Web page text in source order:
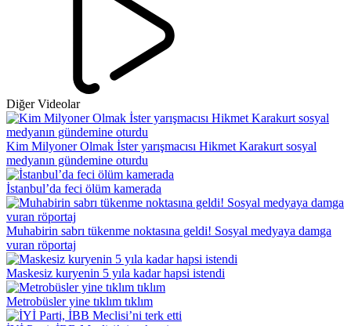
Diğer Videolar
Kim Milyoner Olmak İster yarışmacısı Hikmet Karakurt sosyal
medyanın gündemine oturdu
İstanbul’da feci ölüm kamerada
Muhabirin sabrı tükenme noktasına geldi! Sosyal medyaya damga
vuran röportaj
Maskesiz kuryenin 5 yıla kadar hapsi istendi
Metrobüsler yine tıklım tıklım